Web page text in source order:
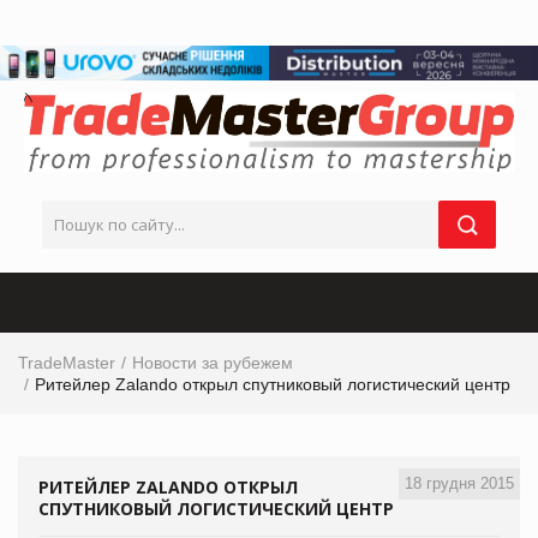
TradeMaster
Новости за рубежем
Ритейлер Zalando открыл спутниковый логистический центр
18 грудня 2015
РИТЕЙЛЕР ZALANDO ОТКРЫЛ
СПУТНИКОВЫЙ ЛОГИСТИЧЕСКИЙ ЦЕНТР